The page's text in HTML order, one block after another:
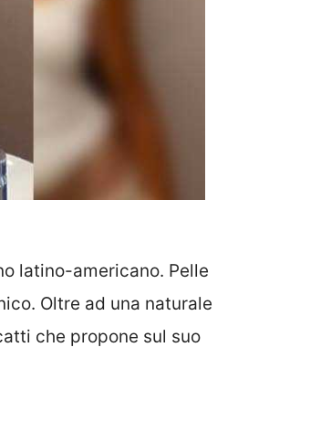
latino-americano. Pelle
Oltre ad una naturale
che propone sul suo